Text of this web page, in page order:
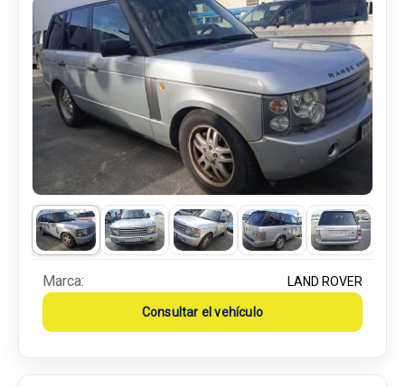
Marca: LAND ROVER
Consultar el vehículo